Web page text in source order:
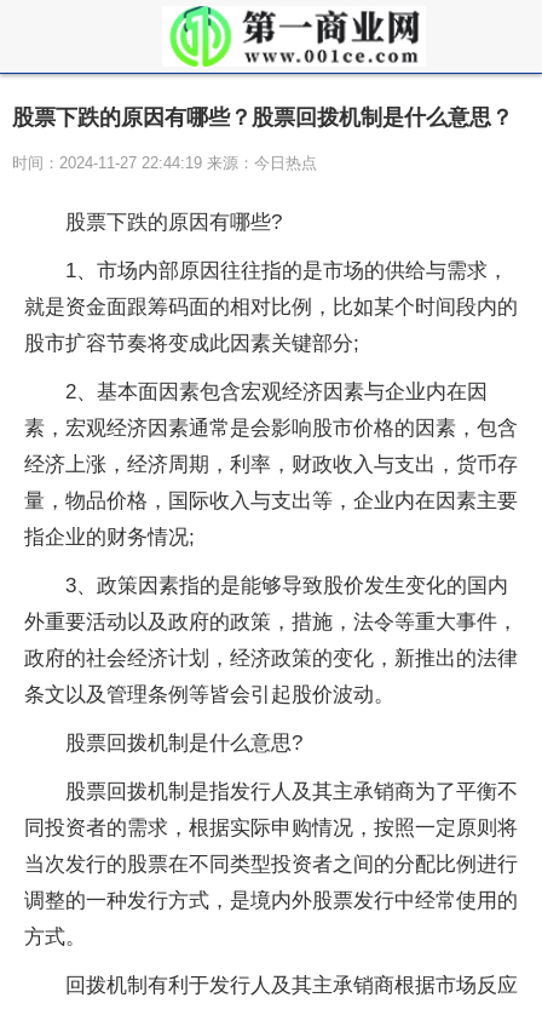
股票下跌的原因有哪些？股票回拨机制是什么意思？
时间：2024-11-27 22:44:19 来源：今日热点
股票下跌的原因有哪些?
1、市场内部原因往往指的是市场的供给与需求，
就是资金面跟筹码面的相对比例，比如某个时间段内的
股市扩容节奏将变成此因素关键部分;
2、基本面因素包含宏观经济因素与企业内在因
素，宏观经济因素通常是会影响股市价格的因素，包含
经济上涨，经济周期，利率，财政收入与支出，货币存
量，物品价格，国际收入与支出等，企业内在因素主要
指企业的财务情况;
3、政策因素指的是能够导致股价发生变化的国内
外重要活动以及政府的政策，措施，法令等重大事件，
政府的社会经济计划，经济政策的变化，新推出的法律
条文以及管理条例等皆会引起股价波动。
股票回拨机制是什么意思?
股票回拨机制是指发行人及其主承销商为了平衡不
同投资者的需求，根据实际申购情况，按照一定原则将
当次发行的股票在不同类型投资者之间的分配比例进行
调整的一种发行方式，是境内外股票发行中经常使用的
方式。
回拨机制有利于发行人及其主承销商根据市场反应